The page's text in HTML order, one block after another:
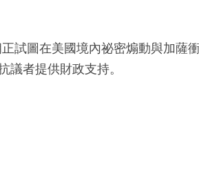
試圖在美國境內祕密煽動與加薩
議者提供財政支持。